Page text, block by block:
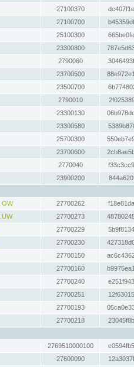
27100370
27100700
25100300
23300800
2790060
23700500
23500700
2790010
23300130
23300580
25700300
23700600
2770040
23900200
OW
27700262
UW
27700273
27700229
27700230
27700150
27700160
27700240
27700251
27700193
27700218
2769510000100
27600090